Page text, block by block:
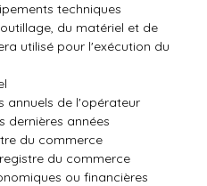
techniques
du matériel et de
utilisé pour l'exécution du
annuels de l'opérateur
dernières années
du commerce
du commerce
ou financières